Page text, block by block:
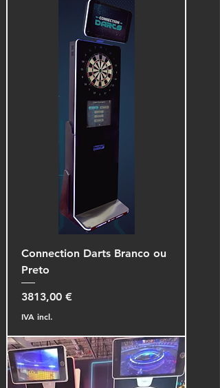
Connection Darts Branco ou
Preto
Preço
3813,00 €
IVA incl.